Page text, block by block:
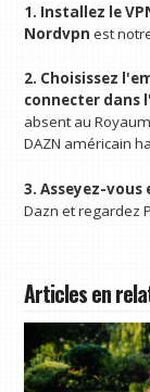
1. Installez le
Nordvpn est
2. Choisissez
connecter dans
absent au
DAZN américain
3. Asseyez-
Dazn et regardez
Articles en